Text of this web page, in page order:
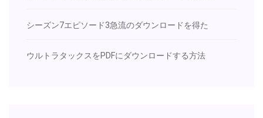
シーズン7エピソード3急流のダウンロードを得た
ウルトラタックスをPDFにダウンロードする方法